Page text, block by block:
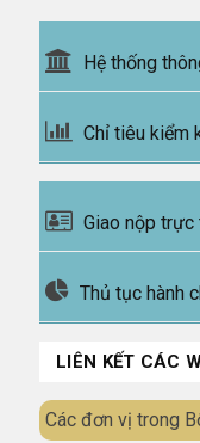
Hệ thống
Chỉ tiêu kiểm
Giao nộp trực
Thủ tục hành
LIÊN KẾT CÁC
Các đơn vị trong